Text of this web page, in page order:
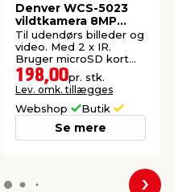
Denver WCS-5023
vildtkamera 8MP
CMOS sensor
Til udendørs billeder og
video. Med 2 x IR.
Bruger microSD kort
og 4 x AA-batterier
(ekskl.)
198,00pr. stk.
Lev. omk. tillægges
Webshop Butik
Se mere